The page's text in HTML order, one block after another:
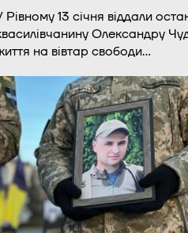
Рівному 13 січня віддали
Олександру
на вівтар свободи…